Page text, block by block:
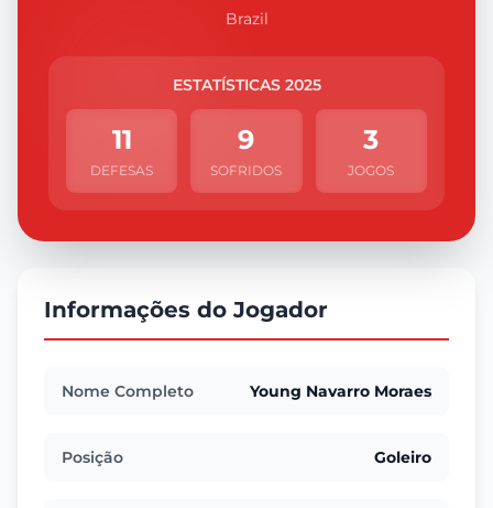
Brazil
ESTATÍSTICAS 2025
11
DEFESAS
9
SOFRIDOS
3
JOGOS
Informações do Jogador
Nome Completo Young Navarro Moraes
Posição Goleiro